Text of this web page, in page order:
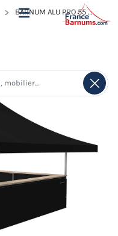
BARNUM ALU PRO 55 AUVENT 4X4M PACK BUVETTE COMPLET - NOIR